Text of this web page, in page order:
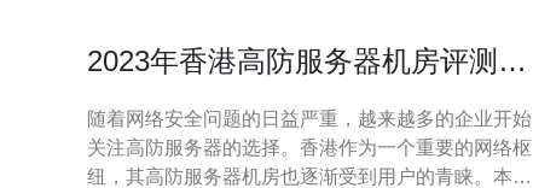
2023年香港高防服务器机房评测与
随着网络安全问题的日益严重，越来越多的企业开始
关注高防服务器的选择。香港作为一个重要的网络枢
纽，其高防服务器机房也逐渐受到用户的青睐。本文